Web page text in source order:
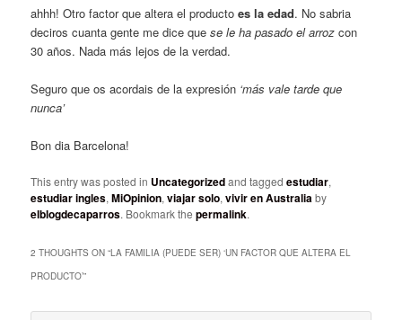
ahhh! Otro factor que altera el producto es la edad. No sabria
deciros cuanta gente me dice quese le ha pasado el arroz con
30 años. Nada más lejos de la verdad.
Seguro que os acordais de la expresión ‘más vale tarde que
nunca’
Bon dia Barcelona!
This entry was posted in Uncategorizedand taggedestudiar,
estudiar ingles,MiOpinion,viajar solo,vivir en Australiaby
elblogdecaparros. Bookmark thepermalink.
2 THOUGHTS ON “LA FAMILIA (PUEDE SER) ‘UN FACTOR QUE ALTERA EL
PRODUCTO’”